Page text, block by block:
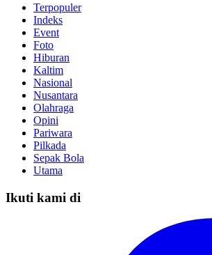
Terpopuler
Indeks
Event
Foto
Hiburan
Kaltim
Nasional
Nusantara
Olahraga
Opini
Pariwara
Pilkada
Sepak Bola
Utama
Ikuti kami di